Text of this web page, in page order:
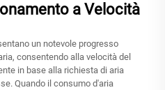
a Velocità
un notevole progresso
consentendo alla velocità del
in base alla richiesta di aria
Quando il consumo d'aria